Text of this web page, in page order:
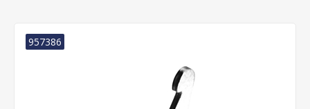
957386